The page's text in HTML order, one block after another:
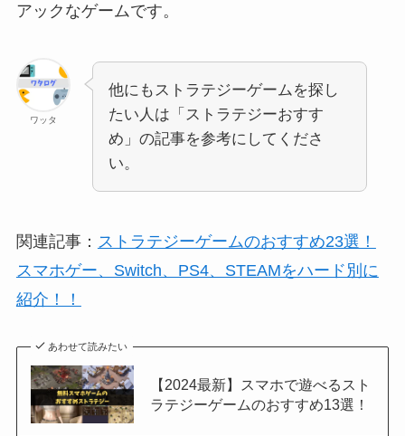
アックなゲームです。
ワッタ
他にもストラテジーゲームを探し
たい人は「ストラテジーおすす
め」の記事を参考にしてくださ
い。
関連記事： ストラテジーゲームのおすすめ23選！
スマホゲー、Switch、PS4、STEAMをハード別に
紹介！！
あわせて読みたい
【2024最新】スマホで遊べるスト
ラテジーゲームのおすすめ13選！